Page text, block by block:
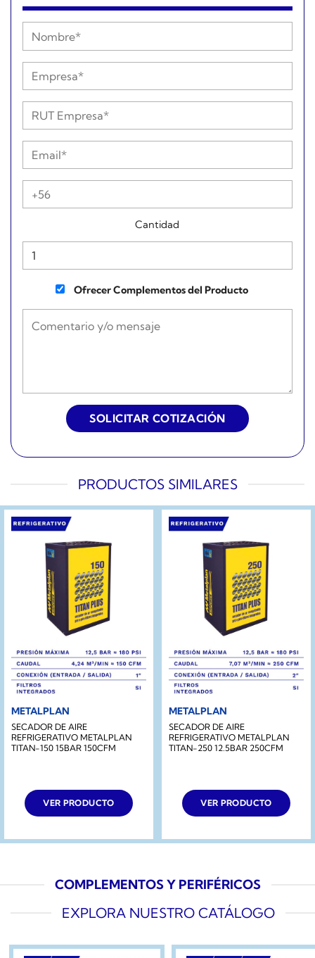
Cantidad
Ofrecer Complementos del Producto
PRODUCTOS SIMILARES
METALPLAN
SECADOR DE AIRE
REFRIGERATIVO METALPLAN
TITAN-150 15BAR 150CFM
VER PRODUCTO
METALPLAN
SECADOR DE AIRE
REFRIGERATIVO METALPLAN
TITAN-250 12.5BAR 250CFM
VER PRODUCTO
COMPLEMENTOS Y PERIFÉRICOS
EXPLORA NUESTRO CATÁLOGO